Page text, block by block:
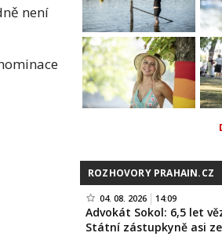
není
ROZHOVORY PRAHAIN.CZ
04. 08. 2026 14:09
Advokát Sokol: 6,5 let
Státní zástupkyně asi